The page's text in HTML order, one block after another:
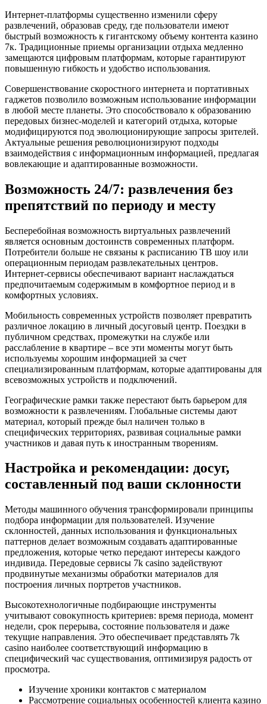
Интернет-платформы существенно изменили сферу
развлечений, образовав среду, где пользователи имеют
быстрый возможность к гигантскому объему контента казино
7к. Традиционные приемы организации отдыха медленно
замещаются цифровым платформам, которые гарантируют
повышенную гибкость и удобство использования.
Совершенствование скоростного интернета и портативных
гаджетов позволило возможным использование информации
в любой месте планеты. Это способствовало к образованию
передовых бизнес-моделей и категорий отдыха, которые
модифицируются под эволюционирующие запросы зрителей.
Актуальные решения революционизируют подходы
взаимодействия с информационным информацией, предлагая
вовлекающие и адаптированные возможности.
Возможность 24/7: развлечения без
препятствий по периоду и месту
Бесперебойная возможность виртуальных развлечений
является основным достоинств современных платформ.
Потребители больше не связаны к расписанию ТВ шоу или
операционным периодам развлекательных центров.
Интернет-сервисы обеспечивают вариант наслаждаться
предпочитаемым содержимым в комфортное период и в
комфортных условиях.
Мобильность современных устройств позволяет превратить
различное локацию в личный досуговый центр. Поездки в
публичном средствах, промежутки на службе или
расслабление в квартире – все эти моменты могут быть
используемы хорошим информацией за счет
специализированным платформам, которые адаптированы для
всевозможных устройств и подключений.
Географические рамки также перестают быть барьером для
возможности к развлечениям. Глобальные системы дают
материал, который прежде был наличен только в
специфических территориях, развивая социальные рамки
участников и давая путь к иностранным творениям.
Настройка и рекомендации: досуг,
составленный под ваши склонности
Методы машинного обучения трансформировали принципы
подбора информации для пользователей. Изучение
склонностей, данных использования и функциональных
паттернов делает возможным создавать адаптированные
предложения, которые четко передают интересы каждого
индивида. Передовые сервисы 7k casino задействуют
продвинутые механизмы обработки материалов для
построения личных портретов участников.
Высокотехнологичные подбирающие инструменты
учитывают совокупность критериев: время периода, момент
недели, срок перерыва, состояние пользователя и даже
текущие направления. Это обеспечивает представлять 7k
casino наиболее соответствующий информацию в
специфический час существования, оптимизируя радость от
просмотра.
Изучение хроники контактов с материалом
Рассмотрение социальных особенностей клиента казино